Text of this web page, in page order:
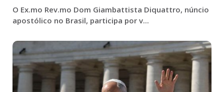
O Ex.mo Rev.mo Dom Giambattista Diquattro, núncio
apostólico no Brasil, participa por v...